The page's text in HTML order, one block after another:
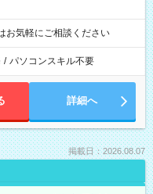
気軽にご相談ください
/ パソコンスキル不要
詳細へ
掲載日：2026.08.07